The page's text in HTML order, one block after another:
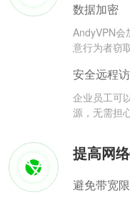
数据加密
AndyVPN会
意行为者窃
安全远程
企业员工可
源，无需担
提高网
避免带宽